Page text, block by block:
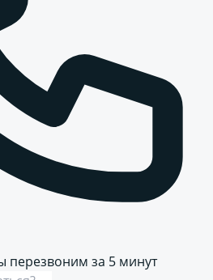
перезвоним за 5 минут